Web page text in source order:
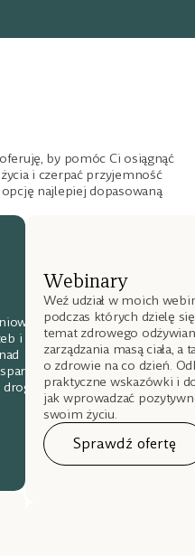
by pomóc Ci osiągnąć
i czerpać przyjemność
najlepiej dopasowaną
i
Webinary
Weź udział w moich
podczas których dzielę
temat zdrowego
zarządzania masą ciała, a
o zdrowie na co dzień.
praktyczne wskazówki i
jak wprowadzać
swoim życiu.
Sprawdź ofertę